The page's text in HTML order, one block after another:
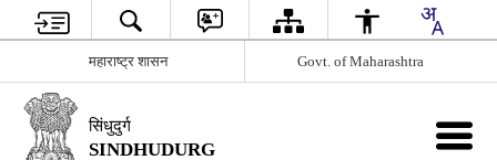
महाराष्ट्र शासन Govt. of Maharashtra
सिंधुदुर्ग
SINDHUDURG